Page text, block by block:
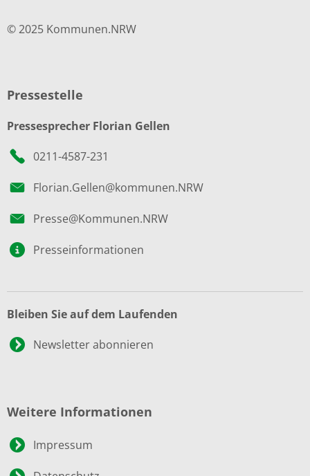
© 2025 Kommunen.NRW
Pressestelle
Pressesprecher Florian Gellen
0211-4587-231
Florian.Gellen@kommunen.NRW
Presse@Kommunen.NRW
Presseinformationen
Bleiben Sie auf dem Laufenden
Newsletter abonnieren
Weitere Informationen
Impressum